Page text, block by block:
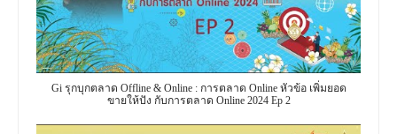
Gi รุกบุกตลาด Offline & Online : การตลาด Online หัวข้อ เพิ่มยอด
ขายให้ปัง กับการตลาด Online 2024 Ep 2